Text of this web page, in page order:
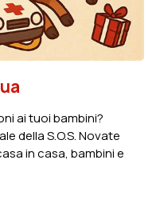
ai tuoi bambini?
della S.O.S. Novate
in casa, bambini e